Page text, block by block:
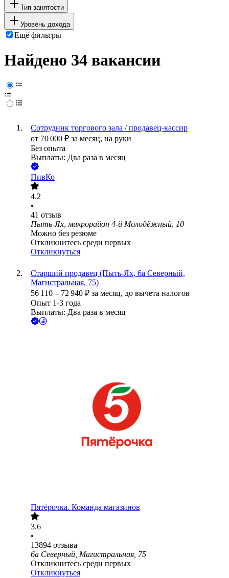
Тип занятости
Уровень дохода
Ещё фильтры
Найдено 34 вакансии
Сотрудник торгового зала / продавец-кассир
от 70 000 ₽ за месяц, на руки
Без опыта
Выплаты: Два раза в месяц
ПивКо
4.2
•
41 отзыв
Пыть-Ях, микрорайон 4-й Молодёжный, 10
Можно без резюме
Откликнитесь среди первых
Откликнуться
Старший продавец (Пыть-Ях, 6а Северный,
Магистральная, 75)
56 110 – 72 940 ₽ за месяц, до вычета налогов
Опыт 1-3 года
Выплаты: Два раза в месяц
Пятёрочка. Команда магазинов
3.6
•
13894 отзыва
6а Северный, Магистральная, 75
Откликнитесь среди первых
Откликнуться